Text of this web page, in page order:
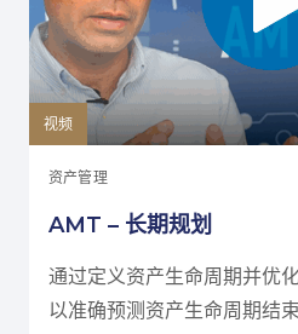
视频
资产管理
AMT – 长期规划
通过定义资产生命周期并优
以准确预测资产生命周期结